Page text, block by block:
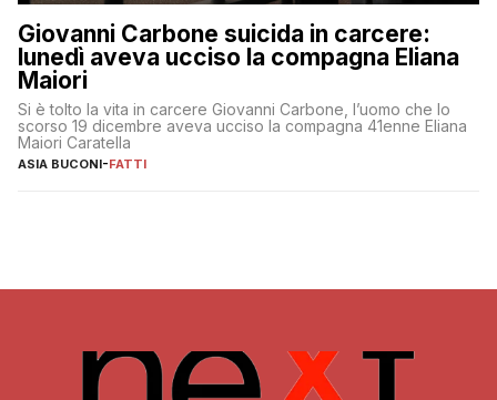
Giovanni Carbone suicida in carcere:
lunedì aveva ucciso la compagna Eliana
Maiori
Si è tolto la vita in carcere Giovanni Carbone, l’uomo che lo
scorso 19 dicembre aveva ucciso la compagna 41enne Eliana
Maiori Caratella
ASIA BUCONI-FATTI